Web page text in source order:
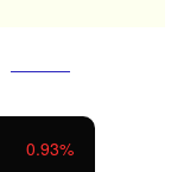
0.93%